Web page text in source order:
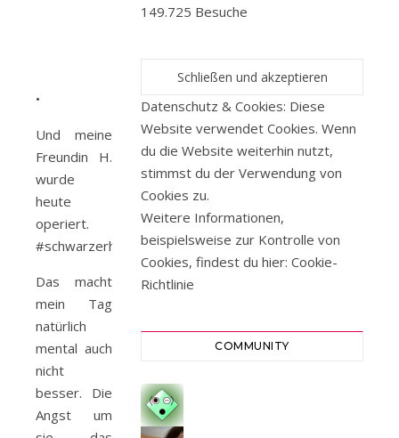
•
Und meine
Freundin H.
wurde
heute
operiert.
#schwarzerhautkrebs
Das macht
mein Tag
natürlich
mental auch
nicht
besser. Die
Angst um
149.725 Besuche
Datenschutz & Cookies: Diese
Website verwendet Cookies. Wenn
du die Website weiterhin nutzt,
stimmst du der Verwendung von
Cookies zu.
Weitere Informationen,
beispielsweise zur Kontrolle von
Cookies, findest du hier: Cookie-
Richtlinie
COMMUNITY